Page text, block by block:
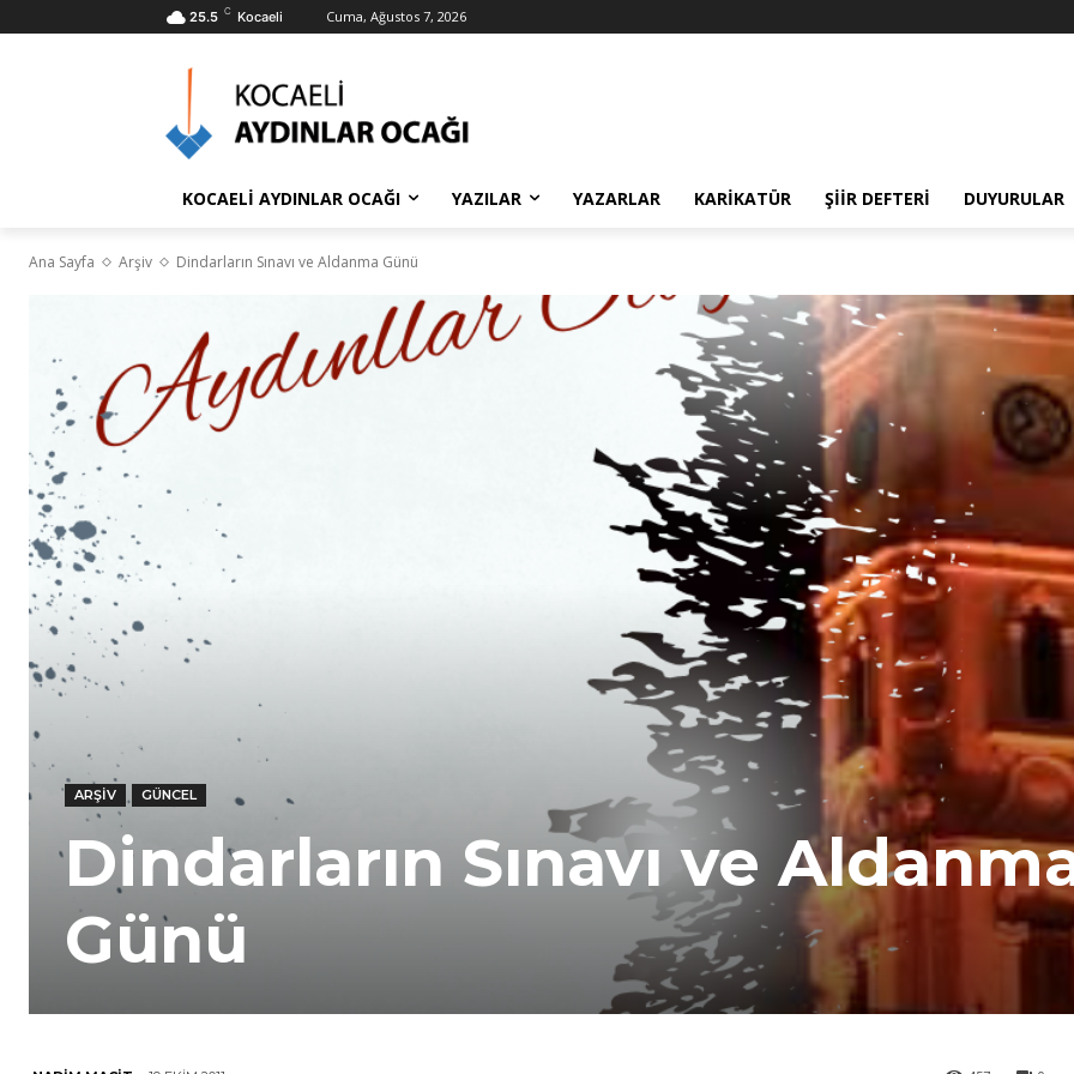
25.5 C Kocaeli Cuma, Ağustos 7, 2026
KOCAELİ AYDINLAR OCAĞI YAZILAR YAZARLAR KARIKATÜR ŞIIR DEFTERI DUYURULAR
Ana Sayfa Arşiv Dindarların Sınavı ve Aldanma Günü
ARŞIV GÜNCEL
Dindarların Sınavı ve
Günü